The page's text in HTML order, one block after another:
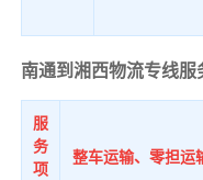
南通到湘西物流专线服
服
务
项
整车运输、零担运